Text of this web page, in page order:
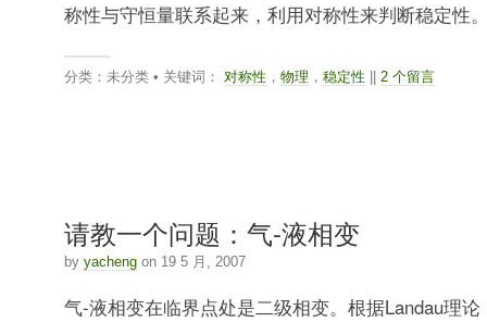
称性与守恒量联系起来，利用对称性来判断稳定性
分类：未分类 • 关键词： 对称性 ， 物理 ， 稳定性 2 个留言
请教一个问题：气-液相变
by yachengon 19 5 月, 2007
气-液相变在临界点处是二级相变。根据Landau理